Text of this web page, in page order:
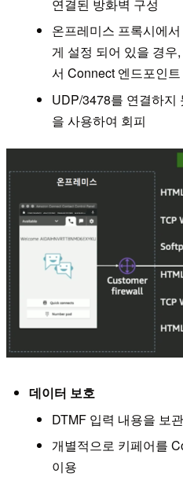
연결된 방화벽 구성
온프레미스 프록시에
게 설정 되어 있을 경우
서 Connect 엔드포인
UDP/3478를 연결하지
을 사용하여 회피
데이터 보호
DTMF 입력 내용을 보
개별적으로 키페어를
이용